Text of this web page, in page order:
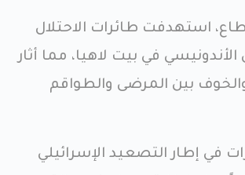
استهدفت طائرات الاحتلال
في بيت لاهيا، مما أثار
بين المرضى والطواقم
في إطار التصعيد الإسرائيلي